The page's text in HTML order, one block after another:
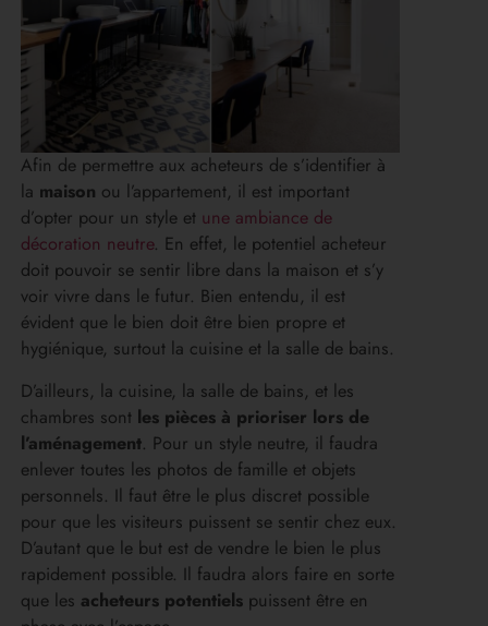
Afin de permettre aux acheteurs de s’identifier à
la maison ou l’appartement, il est important
d’opter pour un style et une ambiance de
décoration neutre. En effet, le potentiel acheteur
doit pouvoir se sentir libre dans la maison et s’y
voir vivre dans le futur. Bien entendu, il est
évident que le bien doit être bien propre et
hygiénique, surtout la cuisine et la salle de bains.
D’ailleurs, la cuisine, la salle de bains, et les
chambres sont les pièces à prioriser lors de
l’aménagement. Pour un style neutre, il faudra
enlever toutes les photos de famille et objets
personnels. Il faut être le plus discret possible
pour que les visiteurs puissent se sentir chez eux.
D’autant que le but est de vendre le bien le plus
rapidement possible. Il faudra alors faire en sorte
que les acheteurs potentiels puissent être en